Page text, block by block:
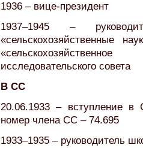
1936 – вице-президент
1937–1945 –
«сельскохозяйственные
исследовательского совета
В СС
20.06.1933 – вступление
номер члена СС – 74.695
1933–1935 – руководитель